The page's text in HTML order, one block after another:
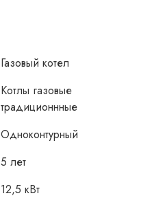
Газовый котел
Котлы газовые
традиционнные
Одноконтурный
5 лет
12,5 кВт